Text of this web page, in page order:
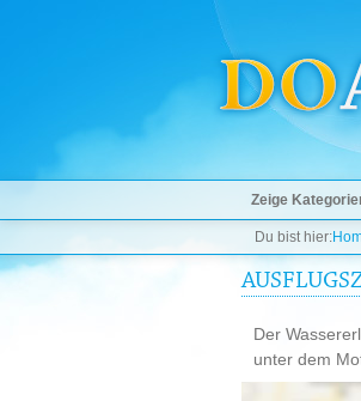
Zeige
Du bist hier:
Der
unter dem